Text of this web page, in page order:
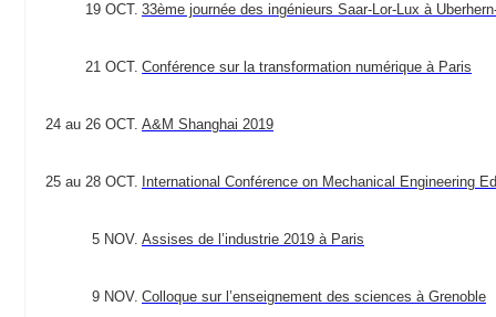
19 OCT. 33ème journée des ingénieurs Saar-Lor-Lux à
21 OCT. Conférence sur la transformation numérique à Paris
24 au 26 OCT. A&M Shanghai 2019
25 au 28 OCT. International Conférence on Mechanical Engineering
5 NOV. Assises de l’industrie 2019 à Paris
9 NOV. Colloque sur l’enseignement des sciences à Grenoble